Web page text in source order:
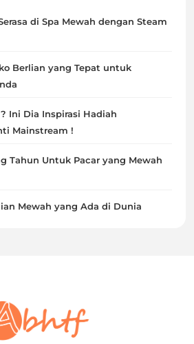
di Spa Mewah dengan Steam
Berlian yang Tepat untuk
Ini Dia Inspirasi Hadiah
Mainstream !
Tahun Untuk Pacar yang Mewah
Mewah yang Ada di Dunia